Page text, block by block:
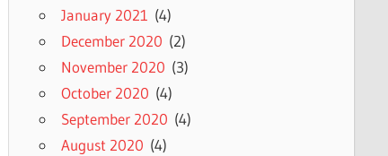
January 2021 (4)
December 2020 (2)
November 2020 (3)
October 2020 (4)
September 2020 (4)
August 2020 (4)